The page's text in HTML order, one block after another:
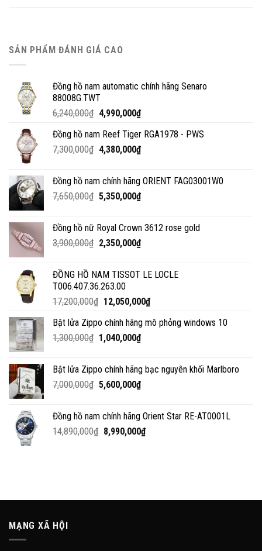
SẢN PHẨM ĐÁNH GIÁ CAO
Đồng hồ nam automatic chính hãng Senaro
88008G.TWT
6,240,000₫ 4,990,000₫
Đồng hồ nam Reef Tiger RGA1978 - PWS
7,300,000₫ 4,380,000₫
Đồng hồ nam chính hãng ORIENT FAG03001W0
7,650,000₫ 5,350,000₫
Đồng hồ nữ Royal Crown 3612 rose gold
3,900,000₫ 2,350,000₫
ĐỒNG HỒ NAM TISSOT LE LOCLE
T006.407.36.263.00
17,200,000₫ 12,050,000₫
Bật lửa Zippo chính hãng mô phỏng windows 10
1,300,000₫ 1,040,000₫
Bật lửa Zippo chính hãng bạc nguyên khối Marlboro
7,000,000₫ 5,600,000₫
Đồng hồ nam chính hãng Orient Star RE-AT0001L
14,890,000₫ 8,990,000₫
MẠNG XÃ HỘI